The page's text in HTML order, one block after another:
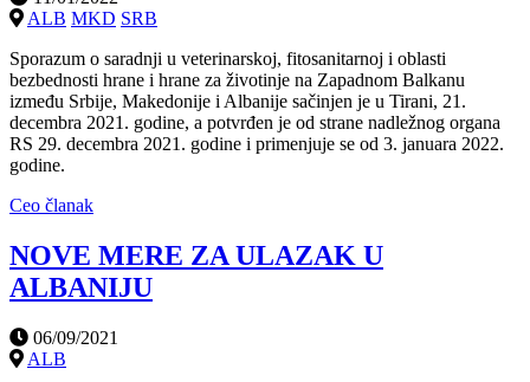
ALB MKD SRB
Sporazum o saradnji u veterinarskoj, fitosanitarnoj i oblasti
bezbednosti hrane i hrane za životinje na Zapadnom Balkanu
između Srbije, Makedonije i Albanije sačinjen je u Tirani, 21.
decembra 2021. godine, a potvrđen je od strane nadležnog organa
RS 29. decembra 2021. godine i primenjuje se od 3. januara 2022.
godine.
Ceo članak
NOVE MERE ZA ULAZAK U
ALBANIJU
06/09/2021
ALB